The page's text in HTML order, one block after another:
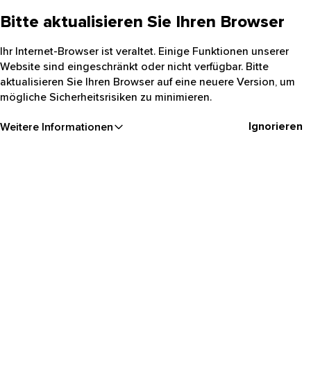
Bitte aktualisieren Sie Ihren Browser
Ihr Internet-Browser ist veraltet. Einige Funktionen unserer
Website sind eingeschränkt oder nicht verfügbar. Bitte
aktualisieren Sie Ihren Browser auf eine neuere Version, um
mögliche Sicherheitsrisiken zu minimieren.
Weitere Informationen Ignorieren